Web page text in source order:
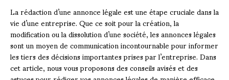
La rédaction d’une annonce légale est une étape cruciale dans la
vie d’une entreprise. Que ce soit pour la création, la
modification ou la dissolution d’une société, les annonces légales
sont un moyen de communication incontournable pour informer
les tiers des décisions importantes prises par l’entreprise. Dans
cet article, nous vous proposons des conseils avisés et des